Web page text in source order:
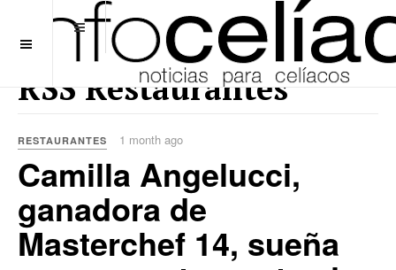
RSS Restaurantes
RESTAURANTES 1 month ago
Camilla Angelucci,
ganadora de
Masterchef 14, sueña